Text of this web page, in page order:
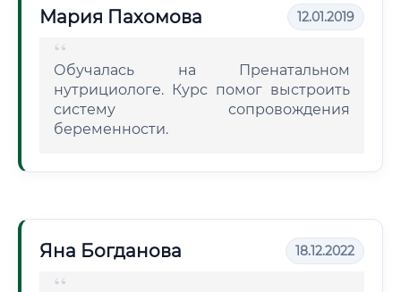
Мария Пахомова 12.01.2019
Обучалась на Пренатальном
нутрициологе. Курс помог выстроить
систему сопровождения
беременности.
Яна Богданова 18.12.2022